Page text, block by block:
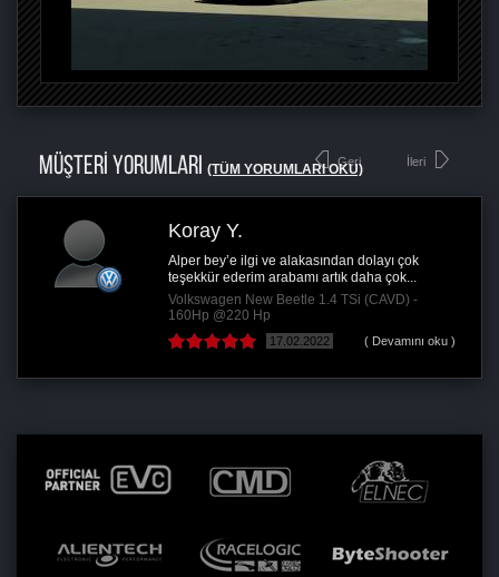
MÜŞTERİ YORUMLARI (TÜM YORUMLARI OKU)
Geri
Koray Y.
Alper bey’e ilgi ve alakasından dolayı çok
teşekkür ederim arabamı artık daha çok...
Volkswagen New Beetle 1.4 TSi (CAVD) -
160Hp @220 Hp
17.02.2022 ( Devamını oku )
İleri